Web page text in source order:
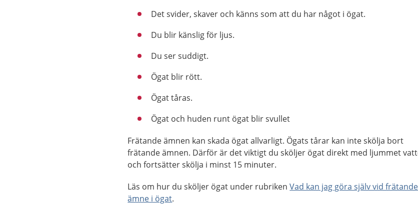
Det svider, skaver och känns som att du har något i ögat.
Du blir känslig för ljus.
Du ser suddigt.
Ögat blir rött.
Ögat tåras.
Ögat och huden runt ögat blir svullet
Frätande ämnen kan skada ögat allvarligt. Ögats tårar kan inte skölja bort
frätande ämnen. Därför är det viktigt du sköljer ögat direkt med ljummet
och fortsätter skölja i minst 15 minuter.
Läs om hur du sköljer ögat under rubrikenVad kan jag göra själv vid frätande
ämne i ögat.